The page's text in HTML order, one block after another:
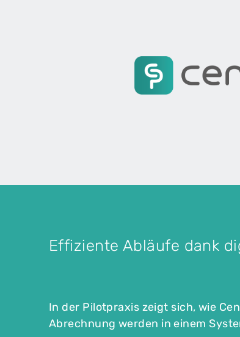
Effiziente Abläufe dank
In der Pilotpraxis zeigt sich, wie
Abrechnung werden in einem